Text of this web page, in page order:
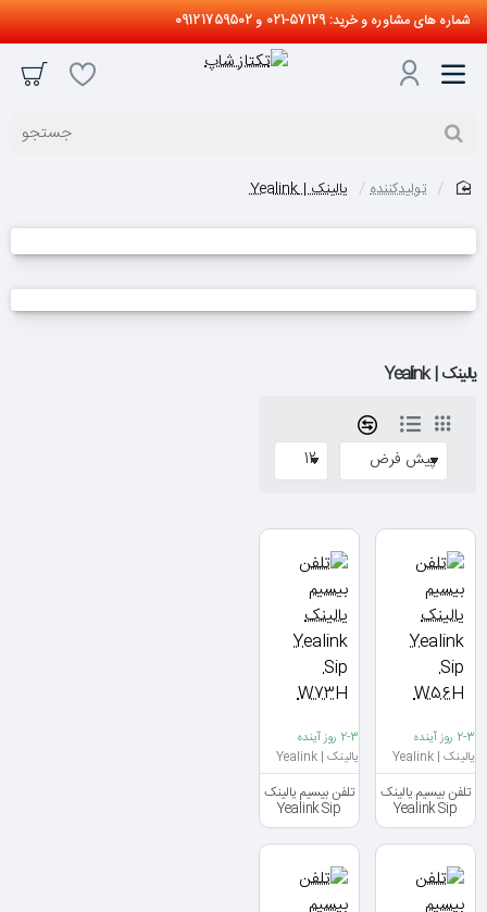
شماره های مشاوره و خرید: 57129-021 و 09121759502
جستجو
تولیدکننده یالینک | Yealink
یالینک | Yealink
2-3 روز آینده
یالینک | Yealink
تلفن بیسیم یالینک
Yealink Sip
W56H
2-3 روز آینده
یالینک | Yealink
تلفن بیسیم یالینک
Yealink Sip
W73H